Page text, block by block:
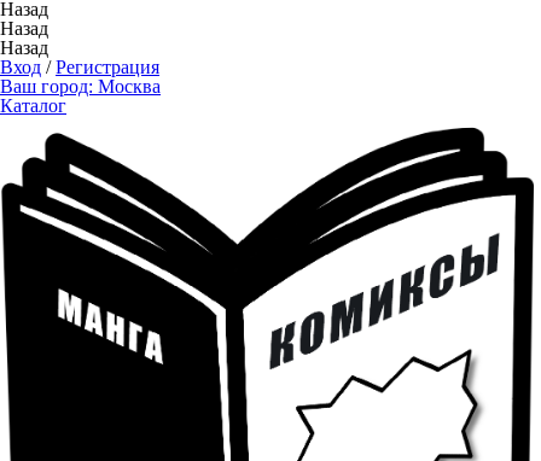
Назад
Назад
Назад
Вход /Регистрация
Ваш город: Москва
Каталог